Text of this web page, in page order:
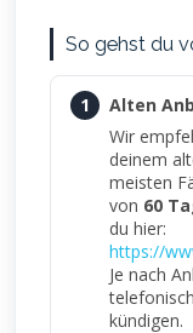
So gehst du
1
Alten
Wir
deinem
meisten
von 60
du hier:
https://
Je nach
kündigen.